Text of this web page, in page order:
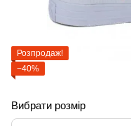
Розпродаж!
−40%
Вибрати розмір